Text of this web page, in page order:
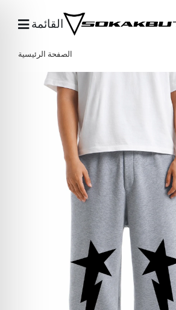
القائمة
الصفحة الرئيسية